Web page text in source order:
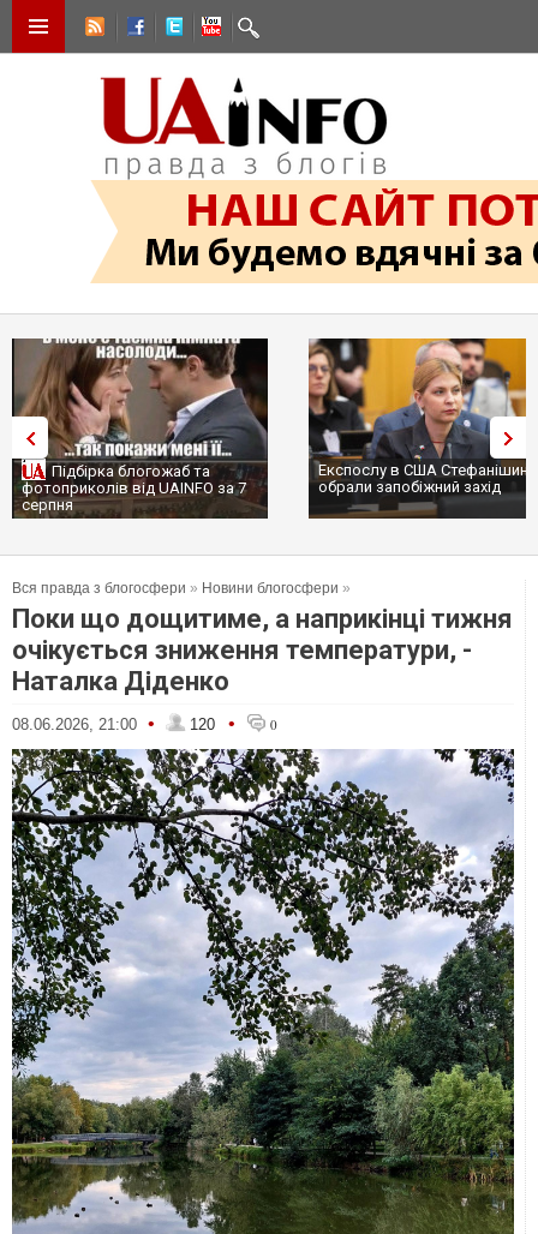
Підбірка блогожаб та
фотоприколів від UAINFO за 7
серпня
Експослу в США
обрали запобіжний захід
Вся правда з блогосфери » Новини блогосфери »
Поки що дощитиме, а наприкінці тижня
очікується зниження температури, -
Наталка Діденко
08.06.2026, 21:00 • 120 • 0